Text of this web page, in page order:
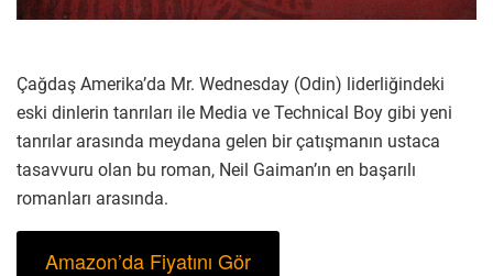
Çağdaş Amerika’da Mr. Wednesday (Odin) liderliğindeki
eski dinlerin tanrıları ile Media ve Technical Boy gibi yeni
tanrılar arasında meydana gelen bir çatışmanın ustaca
tasavvuru olan bu roman, Neil Gaiman’ın en başarılı
romanları arasında.
Amazon’da Fiyatını Gör